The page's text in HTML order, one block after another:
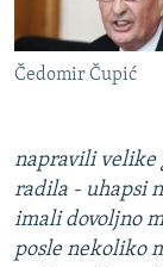
Čedomir Čupić
napravili velike
radila - uhapsi
imali dovoljno
posle nekoliko